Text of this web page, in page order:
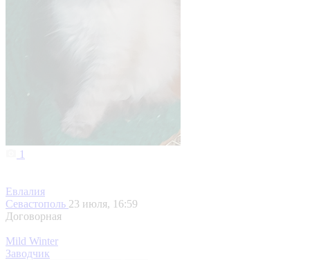
1
Евлалия
Севастополь 23 июля, 16:59
Договорная
Mild Winter
Заводчик